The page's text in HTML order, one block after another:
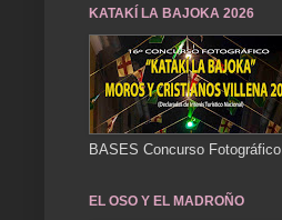
KATAKÍ LA BAJOKA 2026
BASES Concurso Fotográfico
EL OSO Y EL MADROÑO